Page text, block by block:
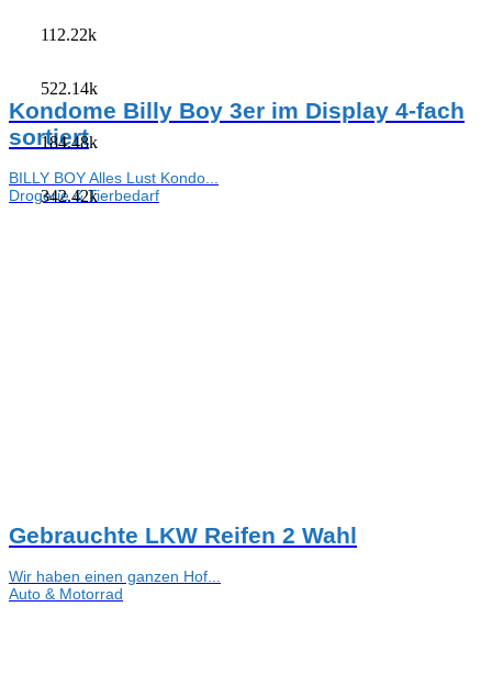
Kondome Billy Boy 3er im Display 4-fach
sortiert
BILLY BOY Alles Lust Kondo...
Drogerie & Tierbedarf
Gebrauchte LKW Reifen 2 Wahl
Wir haben einen ganzen Hof...
Auto & Motorrad
112.22k
522.14k
184.48k
342.42k